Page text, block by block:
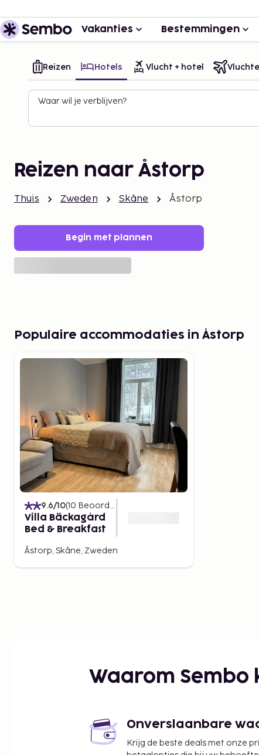
Vakanties Bestemmingen
Reizen Hotels Vlucht + hotel
Waar wil je verblijven?
Reizen naar Åstorp
Thuis Zweden Skåne Åstorp
Begin met plannen
Populaire accommodaties in Åstorp
9.6/10(10 Beoordelingen
Villa Bäckagård
Bed & Breakfast
Åstorp, Skåne, Zweden
Waarom Sembo
Onverslaanbare
Krijg de beste deals met onze